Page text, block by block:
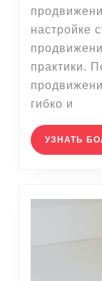
настройке
практики.
гибко и
УЗНАТЬ